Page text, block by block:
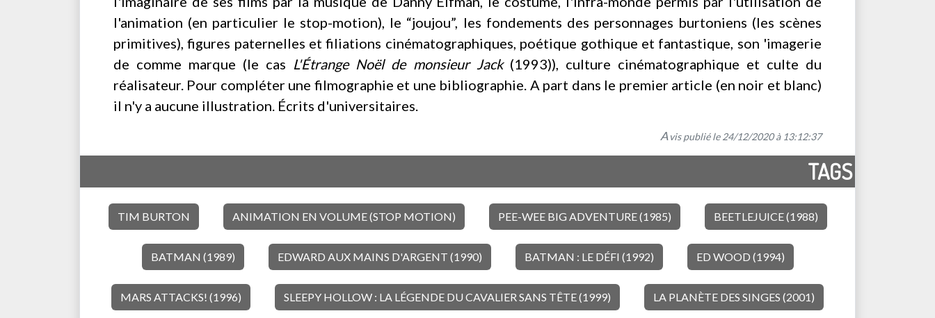
l'animation (en particulier le stop-motion), le “joujou”, les fondements des personnages burtoniens (les scènes
primitives), figures paternelles et filiations cinématographiques, poétique gothique et fantastique, son 'imagerie
de comme marque (le cas L'Étrange Noël de monsieur Jack(1993)), culture cinématographique et culte du
réalisateur. Pour compléter une filmographie et une bibliographie. A part dans le premier article (en noir et blanc)
il n'y a aucune illustration. Écrits d'universitaires.
A vis publié le 24/12/2020 à 13:12:37
TAGS
TIM BURTON ANIMATION EN VOLUME (STOP MOTION) PEE-WEE BIG ADVENTURE (1985) BEETLEJUICE (1988)
BATMAN (1989) EDWARD AUX MAINS D'ARGENT (1990) BATMAN : LE DÉFI (1992) ED WOOD (1994)
MARS ATTACKS! (1996) SLEEPY HOLLOW : LA LÉGENDE DU CAVALIER SANS TÊTE (1999) LA PLANÈTE DES SINGES (2001)